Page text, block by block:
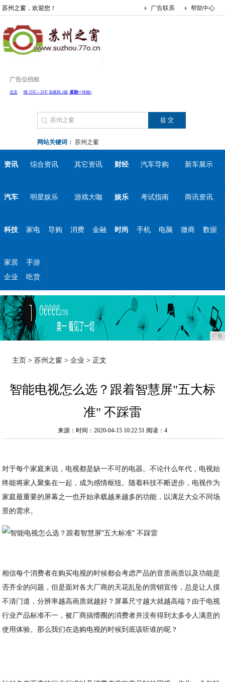
苏州之窗，欢迎您！ 帮助中心
广告联系
广告位招租
网站关键词： 苏州之窗
资讯 综合资讯 其它资讯 财经 汽车导购 新车展示
汽车 明星娱乐 游戏大咖 娱乐 考试指南 商讯资讯
科技 家电 导购 消费 金融 时尚 手机 电脑 微商 数据
家居
手游
企业
吃货
广告
主页 >苏州之窗 >企业 > 正文
智能电视怎么选？跟着智慧屏"五大标
准" 不踩雷
来源：时间：2020-04-15 10:22:51 阅读：4
对于每个家庭来说，电视都是缺一不可的电器。不论什么年代，电视始
终能将家人聚集在一起，成为感情枢纽。随着科技不断进步，电视作为
家庭最重要的屏幕之一也开始承载越来越多的功能，以满足大众不同场
景的需求。
相信每个消费者在购买电视的时候都会考虑产品的音质画质以及功能是
否齐全的问题，但是面对各大厂商的天花乱坠的营销宣传，总是让人摸
不清门道，分辨率越高画质就越好？屏幕尺寸越大就越高端？由于电视
行业产品标准不一，被厂商搞懵圈的消费者并没有得到太多令人满意的
使用体验。那么我们在选购电视的时候到底该听谁的呢？